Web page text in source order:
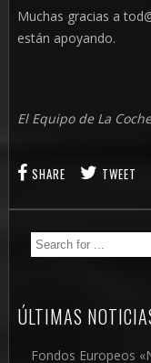
Muchas gracias a
están apoyando.
El Equipo de La
SHARE TWEET
ÚLTIMAS
Fondos Europeos